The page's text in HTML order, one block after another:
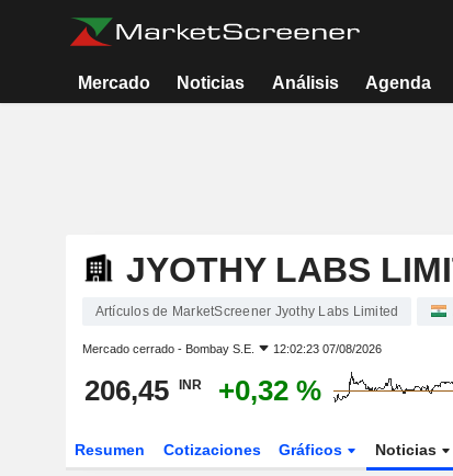
Mercado Noticias Análisis Agenda
JYOTHY LABS
Artículos de MarketScreener Jyothy Labs Limited
Mercado cerrado - Bombay S.E. 12:02:23 07/08/2026
206,45 INR +0,32 %
Resumen Cotizaciones Gráficos Noticias